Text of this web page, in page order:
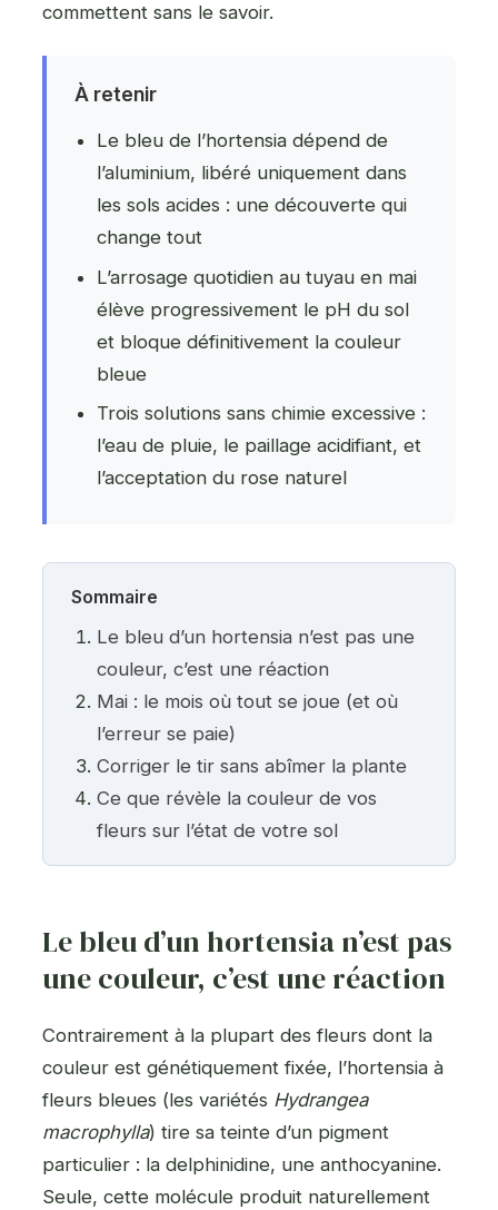
commettent sans le savoir.
À retenir
Le bleu de l’hortensia dépend de
l’aluminium, libéré uniquement dans
les sols acides : une découverte qui
change tout
L’arrosage quotidien au tuyau en mai
élève progressivement le pH du sol
et bloque définitivement la couleur
bleue
Trois solutions sans chimie excessive :
l’eau de pluie, le paillage acidifiant, et
l’acceptation du rose naturel
Sommaire
Le bleu d’un hortensia n’est pas une
couleur, c’est une réaction
Mai : le mois où tout se joue (et où
l’erreur se paie)
Corriger le tir sans abîmer la plante
Ce que révèle la couleur de vos
fleurs sur l’état de votre sol
Le bleu d’un hortensia n’est pas
une couleur, c’est une réaction
Contrairement à la plupart des fleurs dont la
couleur est génétiquement fixée, l’hortensia à
fleurs bleues (les variétés Hydrangea
macrophylla) tire sa teinte d’un pigment
particulier : la delphinidine, une anthocyanine.
Seule, cette molécule produit naturellement